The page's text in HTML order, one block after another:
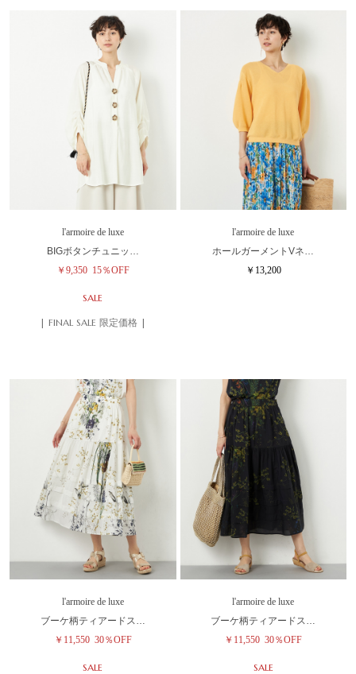
l'armoire de luxe
BIGボタンチュニッ…
￥9,350 15％OFF
SALE
| FINAL SALE 限定価格 |
l'armoire de luxe
ホールガーメントVネ…
￥13,200
l'armoire de luxe
ブーケ柄ティアードス…
￥11,550 30％OFF
SALE
l'armoire de luxe
ブーケ柄ティアードス…
￥11,550 30％OFF
SALE